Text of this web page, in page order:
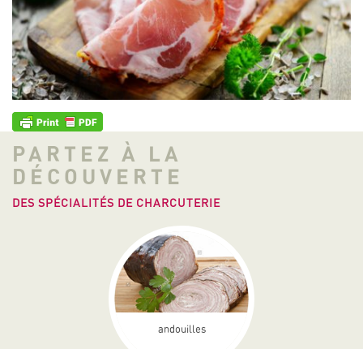
PARTEZ À LA
DÉCOUVERTE
DES SPÉCIALITÉS DE CHARCUTERIE
andouilles